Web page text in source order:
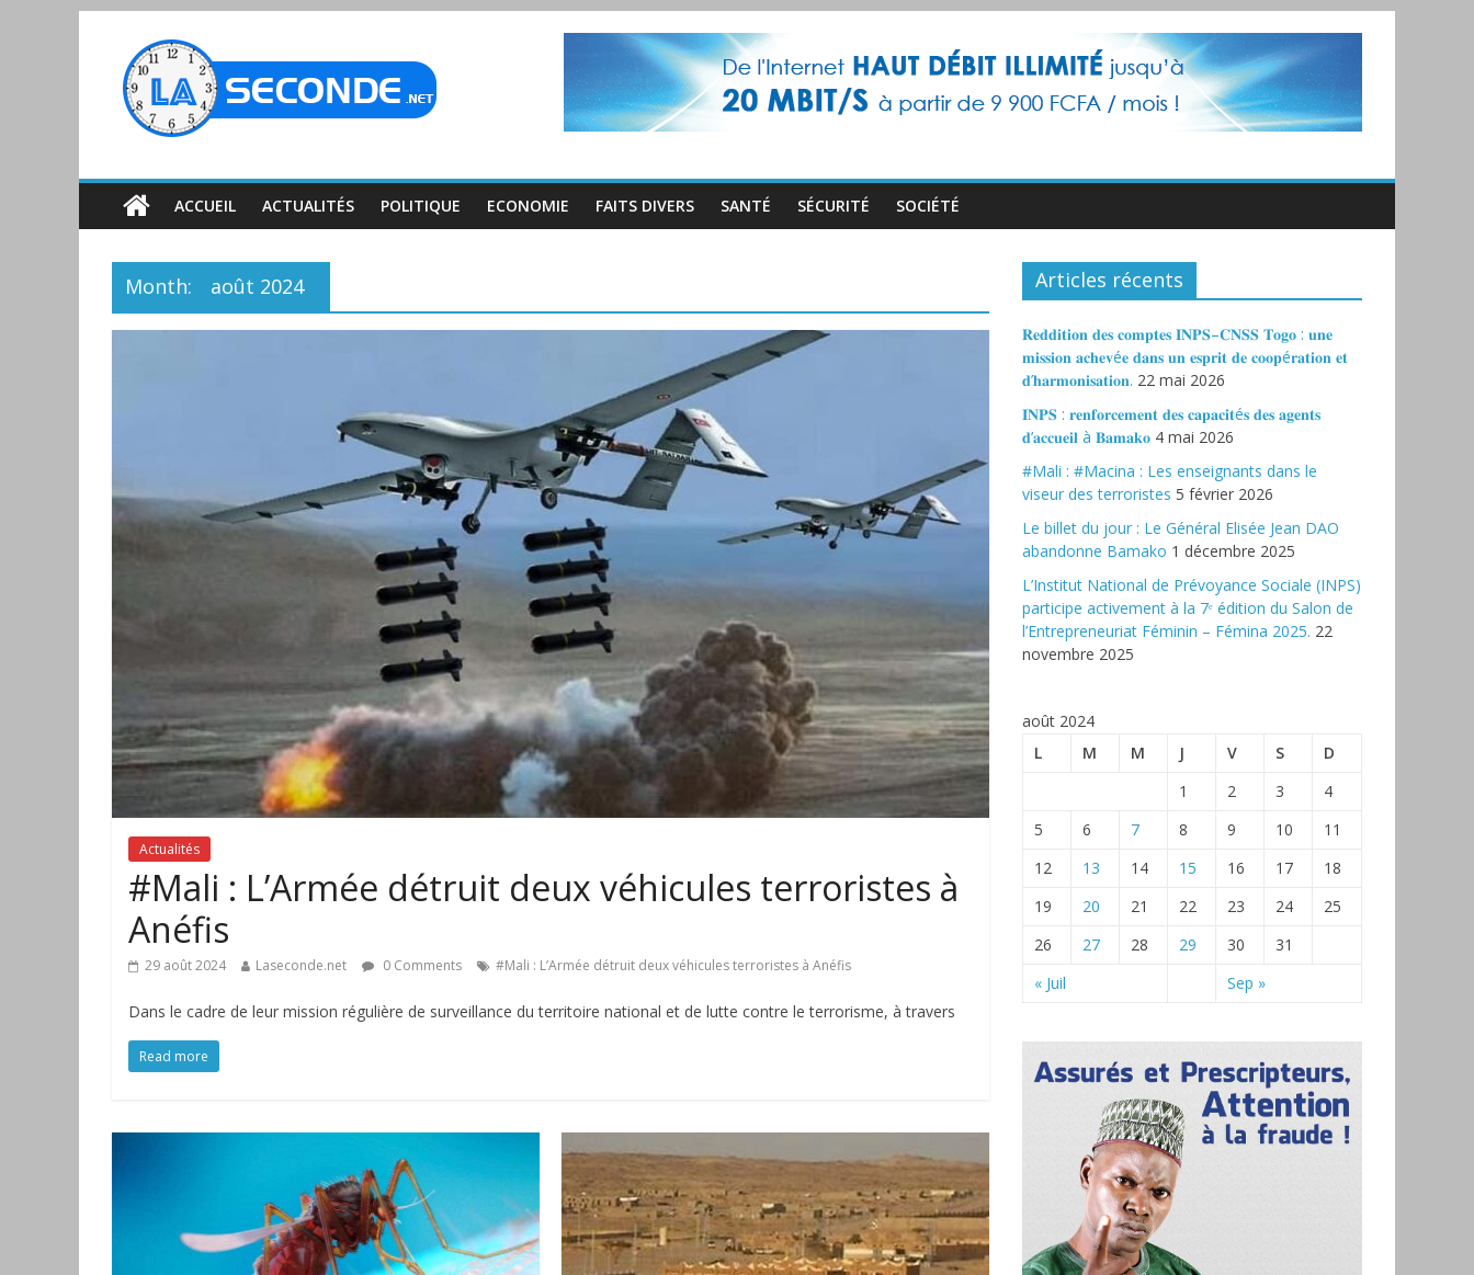
ACCUEIL ACTUALITÉS POLITIQUE ECONOMIE FAITS DIVERS SANTÉ SÉCURITÉ SOCIÉTÉ
Month: août 2024
Actualités
#Mali : L’Armée détruit deux véhicules terroristes à
Anéfis
29 août 2024 Laseconde.net 0 Comments #Mali : L’Armée détruit deux véhicules terroristes à Anéfis
Dans le cadre de leur mission régulière de surveillance du territoire national et de lutte contre le terrorisme, à travers
Read more
Articles récents
𝐑𝐞𝐝𝐝𝐢𝐭𝐢𝐨𝐧 𝐝𝐞𝐬 𝐜𝐨𝐦𝐩𝐭𝐞𝐬 𝐈𝐍𝐏𝐒–𝐂𝐍𝐒𝐒 𝐓𝐨𝐠𝐨 : 𝐮𝐧𝐞
𝐦𝐢𝐬𝐬𝐢𝐨𝐧 𝐚𝐜𝐡𝐞𝐯é𝐞 𝐝𝐚𝐧𝐬 𝐮𝐧 𝐞𝐬𝐩𝐫𝐢𝐭 𝐝𝐞 𝐜𝐨𝐨𝐩é𝐫𝐚𝐭𝐢𝐨𝐧 𝐞𝐭
𝐝’𝐡𝐚𝐫𝐦𝐨𝐧𝐢𝐬𝐚𝐭𝐢𝐨𝐧. 22 mai 2026
𝐈𝐍𝐏𝐒 : 𝐫𝐞𝐧𝐟𝐨𝐫𝐜𝐞𝐦𝐞𝐧𝐭 𝐝𝐞𝐬 𝐜𝐚𝐩𝐚𝐜𝐢𝐭é𝐬 𝐝𝐞𝐬 𝐚𝐠𝐞𝐧𝐭𝐬
𝐝’𝐚𝐜𝐜𝐮𝐞𝐢𝐥 à 𝐁𝐚𝐦𝐚𝐤𝐨 4 mai 2026
#Mali : #Macina : Les enseignants dans le
viseur des terroristes 5 février 2026
‎Le billet du jour : Le Général Elisée Jean DAO
abandonne Bamako 1 décembre 2025
L’Institut National de Prévoyance Sociale (INPS)
participe activement à la 7ᵉ édition du Salon de
l’Entrepreneuriat Féminin – Fémina 2025. 22
novembre 2025
août 2024
L
M M J V S D
« Juil Sep »
1 2 3
4
5
6 7 8 9 10
11
12
13 14 15 16 17
18
19
20 21 22 23 24
25
26
27 28 29 30 31